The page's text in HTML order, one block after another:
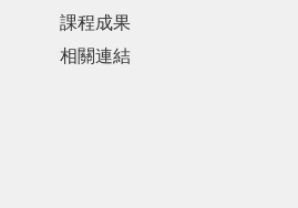
課程成果
相關連結